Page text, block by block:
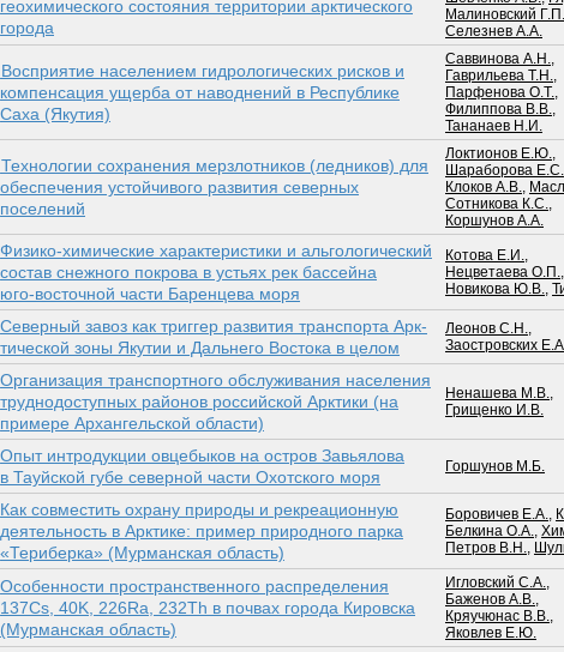
геохимического состояния территории арк­тического
города
Малиновский Г.П.
Селезнев А.А.
Восприятие населением гидрологических рисков и
компенсация ущерба от наводнений в Республике
Саха (Якутия)
Саввинова А.Н.,
Гаврильева Т.Н.,
Парфенова О.Т.,
Филиппова В.В.,
Тананаев Н.И.
Технологии сохранения мерзлотников (ледников) для
обеспечения устойчивого развития северных
поселений
Локтионов Е.Ю.,
Шараборова Е.С.
Клоков А.В.,
Сотникова К.С.,
Коршунов А.А.
Физико-химические характеристики и альгологический
состав снежного покрова в устьях рек бассейна
юго‑восточной части Баренцева моря
Котова Е.И.,
Нецветаева О.П.,
Новикова Ю.В.,
Северный завоз как триггер развития транспорта Арк­
тической зоны Якутии и Дальнего Востока в целом
Леонов С.Н.,
Заостровских
Организация транспортного обслуживания населения
труднодоступных районов российской Арктики (на
примере Архангельской области)
Ненашева М.В.,
Грищенко И.В.
Опыт интродукции овцебыков на остров Завьялова
в Тауйской губе северной части Охотского моря
Горшунов М.Б.
Как совместить охрану природы и рекреационную
деятельность в Арк­тике: пример природного парка
«Териберка» (Мурманская область)
Боровичев Е.А.,
Белкина О.А.,
Петров В.Н.,
Особенности пространственного распределения
137Cs, 40K, 226Ra, 232Th в почвах города Кировска
(Мурманская область)
Игловский С.А.,
Баженов А.В.,
Кряучюнас В.В.,
Яковлев Е.Ю.